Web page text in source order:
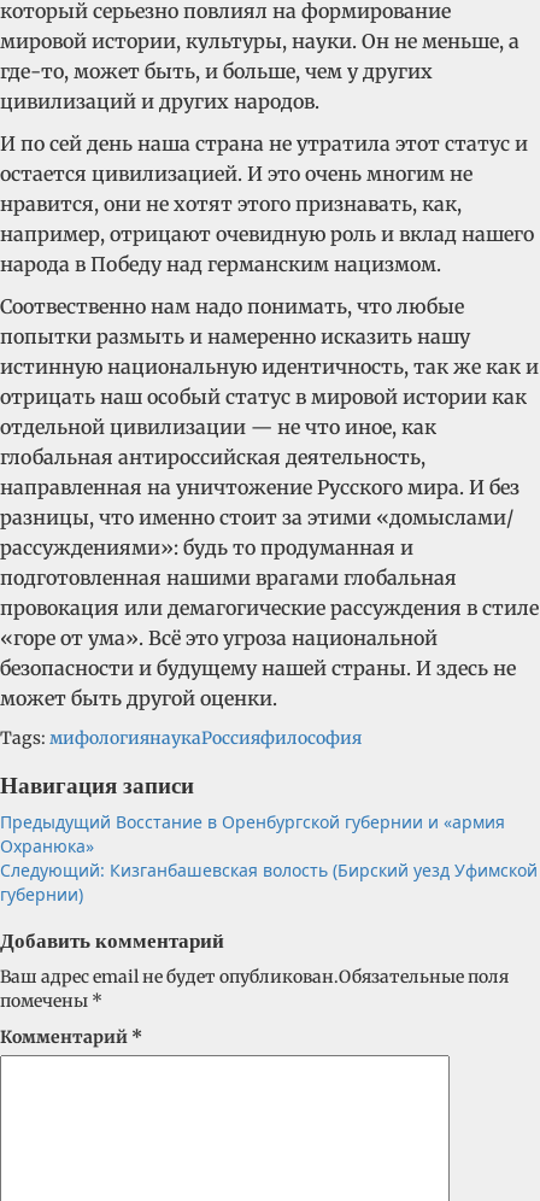
который серьезно повлиял на формирование
мировой истории, культуры, науки. Он не меньше, а
где-то, может быть, и больше, чем у других
цивилизаций и других народов.
И по сей день наша страна не утратила этот статус и
остается цивилизацией. И это очень многим не
нравится, они не хотят этого признавать, как,
например, отрицают очевидную роль и вклад нашего
народа в Победу над германским нацизмом.
Соотвественно нам надо понимать, что любые
попытки размыть и намеренно исказить нашу
истинную национальную идентичность, так же как и
отрицать наш особый статус в мировой истории как
отдельной цивилизации — не что иное, как
глобальная антироссийская деятельность,
направленная на уничтожение Русского мира. И без
разницы, что именно стоит за этими «домыслами/
рассуждениями»: будь то продуманная и
подготовленная нашими врагами глобальная
провокация или демагогические рассуждения в стиле
«горе от ума». Всё это угроза национальной
безопасности и будущему нашей страны. И здесь не
может быть другой оценки.
Tags: мифологиянаукаРоссияфилософия
Навигация записи
Предыдущий Восстание в Оренбургской губернии и «армия
Охранюка»
Следующий: Кизганбашевская волость (Бирский уезд Уфимской
губернии)
Добавить комментарий
Ваш адрес email не будет опубликован.Обязательные поля
помечены *
Комментарий *